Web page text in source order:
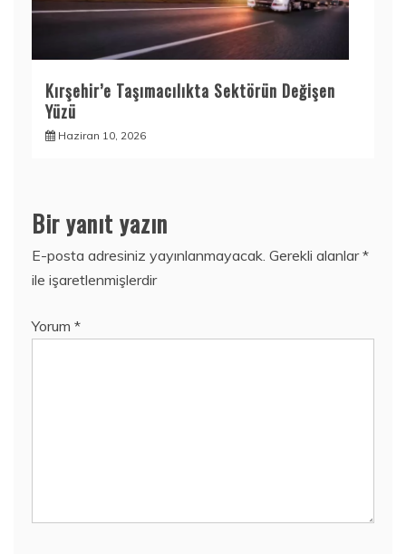
Kırşehir’e Taşımacılıkta Sektörün Değişen
Yüzü
Haziran 10, 2026
Bir yanıt yazın
E-posta adresiniz yayınlanmayacak. Gerekli alanlar*
ile işaretlenmişlerdir
Yorum *